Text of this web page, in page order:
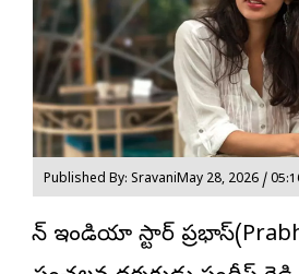
Published By: SravaniMay 28, 2026 /
పాన్ ఇండియా స్టార్